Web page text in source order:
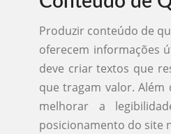
Produzir conteúdo de
oferecem informações
deve criar textos que
que tragam valor.
melhorar a
posicionamento do site